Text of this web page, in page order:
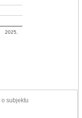
2025.
subjektu